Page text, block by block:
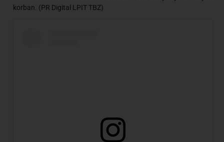
korban. (PR Digital LPIT TBZ)